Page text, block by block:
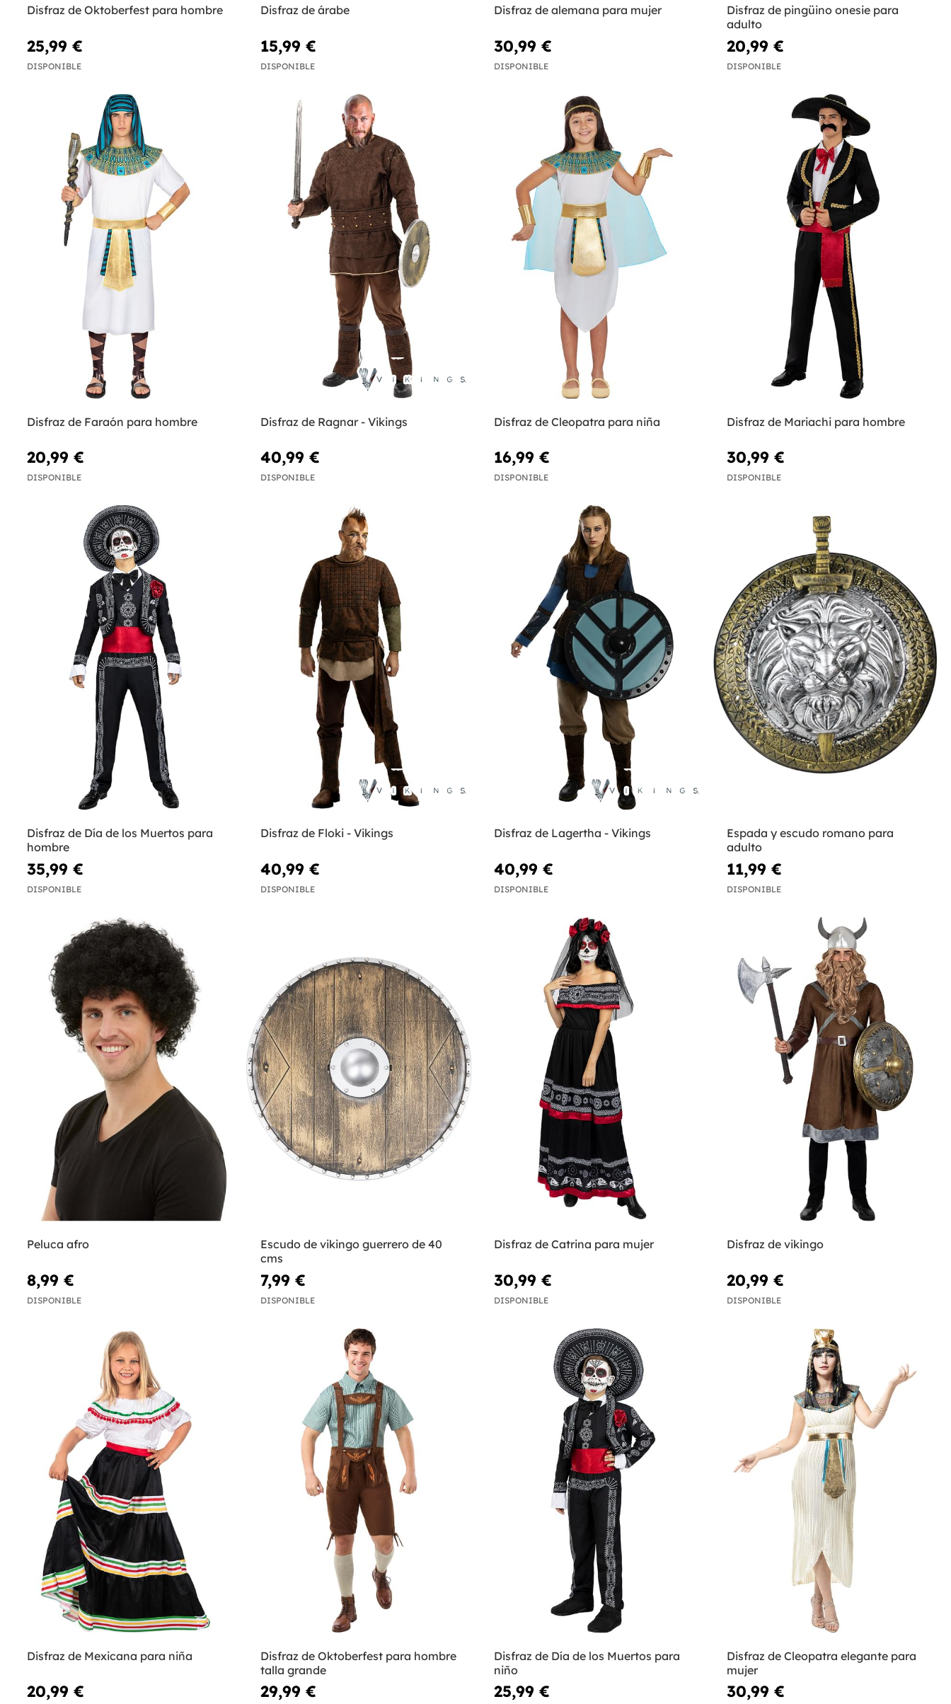
Disfraz de Oktoberfest para hombre
25,99 €
DISPONIBLE
Disfraz de árabe
15,99 €
DISPONIBLE
Disfraz de alemana para mujer
30,99 €
DISPONIBLE
Disfraz de pingüino onesie para
adulto
20,99 €
DISPONIBLE
Disfraz de Faraón para hombre
20,99 €
DISPONIBLE
Disfraz de Ragnar - Vikings
40,99 €
DISPONIBLE
Disfraz de Cleopatra para niña
16,99 €
DISPONIBLE
Disfraz de Mariachi para hombre
30,99 €
DISPONIBLE
Disfraz de Día de los Muertos para
hombre
35,99 €
DISPONIBLE
Disfraz de Floki - Vikings
40,99 €
DISPONIBLE
Disfraz de Lagertha - Vikings
40,99 €
DISPONIBLE
Espada y escudo romano para
adulto
11,99 €
DISPONIBLE
Peluca afro
8,99 €
DISPONIBLE
Escudo de vikingo guerrero de 40
cms
7,99 €
DISPONIBLE
Disfraz de Catrina para mujer
30,99 €
DISPONIBLE
Disfraz de vikingo
20,99 €
DISPONIBLE
Disfraz de Mexicana para niña
20,99 €
Disfraz de Oktoberfest para hombre
talla grande
29,99 €
Disfraz de Día de los Muertos para
niño
25,99 €
Disfraz de Cleopatra elegante para
mujer
30,99 €